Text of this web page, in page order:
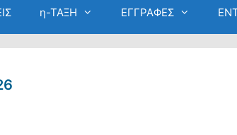
η-ΤΑΞΗ ΕΓΓΡΑΦΕΣ